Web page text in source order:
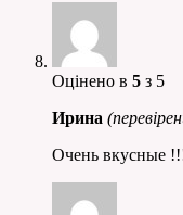
Оцінено в 5 з 5
Ирина
Очень вкусные